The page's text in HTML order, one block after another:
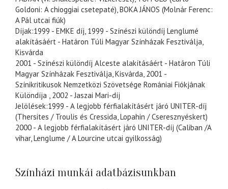
Goldoni: A chioggiai csetepaté), BOKA JÁNOS (Molnár Ferenc:
A Pál utcai fiúk)
Díjak:1999 - EMKE díj, 1999 - Színészi különdíj Lenglumé
alakításáért - Határon Túli Magyar Színházak Fesztiválja,
Kisvárda
2001 - Színészi különdíj Alceste alakításáért - Határon Túli
Magyar Színházak Fesztiválja, Kisvárda, 2001 -
Színikritikusok Nemzetközi Szövetsége Romániai Fiókjának
Különdíja , 2002 - Jaszai Mari-díj
Jelölések:1999 - A legjobb férfialakításért járó UNITER-díj
(Thersites / Troulis és Cressida, Lopahin / Cseresznyéskert)
2000 - A legjobb férfialakításért járó UNITER-díj (Caliban /A
vihar, Lenglume / A Lourcine utcai gyilkosság)
Színházi munkái adatbázisunkban